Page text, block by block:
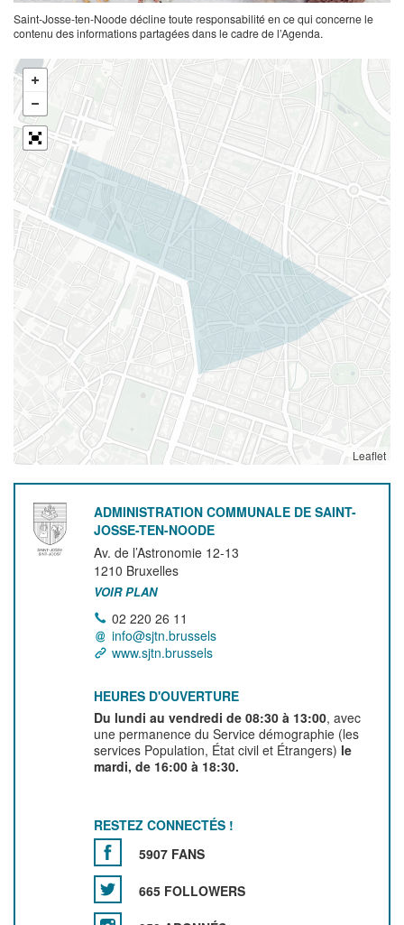
Saint-Josse-ten-Noode décline toute responsabilité en ce qui concerne le
contenu des informations partagées dans le cadre de l’Agenda.
Leaflet
ADMINISTRATION COMMUNALE DE SAINT-
JOSSE-TEN-NOODE
Av. de l’Astronomie 12-13
1210 Bruxelles
VOIR PLAN
02 220 26 11
info@sjtn.brussels
www.sjtn.brussels
HEURES D'OUVERTURE
Du lundi au vendredi de 08:30 à 13:00, avec
une permanence du Service démographie (les
services Population, État civil et Étrangers) le
mardi, de 16:00 à 18:30.
RESTEZ CONNECTÉS !
5907 FANS
665 FOLLOWERS